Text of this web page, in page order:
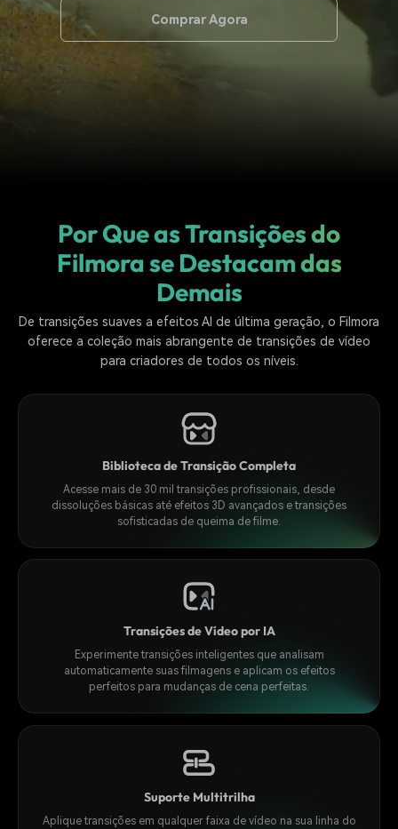
Enciclopédia de Vídeo
Aprenda os termos técnicos
Inspire-se com Filmora
Comunidade
Programa de afiliados
Buscar
Comprar Agora
Por Que as Transições do
Filmora se Destacam das
Demais
De transições suaves a efeitos Al de última geração, o Filmora
oferece a coleção mais abrangente de transições de vídeo
para criadores de todos os níveis.
Biblioteca de Transição Completa
Acesse mais de 30 mil transições profissionais, desde
dissoluções básicas até efeitos 3D avançados e transições
sofisticadas de queima de filme.
Transições de Vídeo por IA
Experimente transições inteligentes que analisam
automaticamente suas filmagens e aplicam os efeitos
perfeitos para mudanças de cena perfeitas.
Suporte Multitrilha
Aplique transições em qualquer faixa de vídeo na sua linha do